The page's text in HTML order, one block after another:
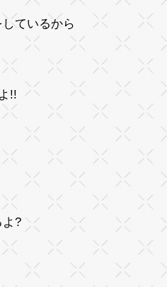
ているから
!!
よ?